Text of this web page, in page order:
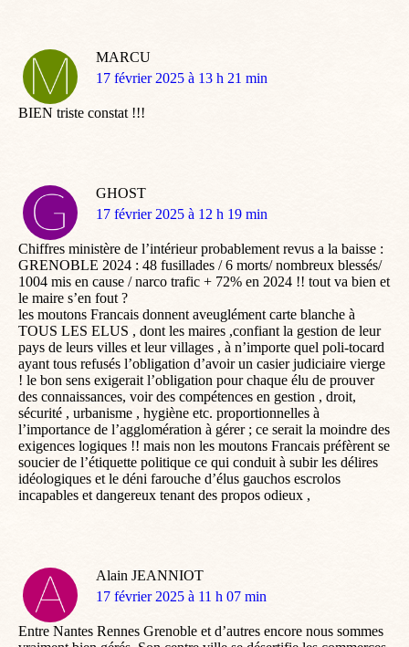
MARCU
dit
17 février 2025 à 13 h 21 min
BIEN triste constat !!!
GHOST
dit
17 février 2025 à 12 h 19 min
Chiffres ministère de l’intérieur probablement revus a la baisse :
GRENOBLE 2024 : 48 fusillades / 6 morts/ nombreux blessés/
1004 mis en cause / narco trafic + 72% en 2024 !! tout va bien et
le maire s’en fout ?
les moutons Francais donnent aveuglément carte blanche à
TOUS LES ELUS , dont les maires ,confiant la gestion de leur
pays de leurs villes et leur villages , à n’importe quel poli-tocard
ayant tous refusés l’obligation d’avoir un casier judiciaire vierge
! le bon sens exigerait l’obligation pour chaque élu de prouver
des connaissances, voir des compétences en gestion , droit,
sécurité , urbanisme , hygiène etc. proportionnelles à
l’importance de l’agglomération à gérer ; ce serait la moindre des
exigences logiques !! mais non les moutons Francais préfèrent se
soucier de l’étiquette politique ce qui conduit à subir les délires
idéologiques et le déni farouche d’élus gauchos escrolos
incapables et dangereux tenant des propos odieux ,
Alain JEANNIOT
dit
17 février 2025 à 11 h 07 min
Entre Nantes Rennes Grenoble et d’autres encore nous sommes